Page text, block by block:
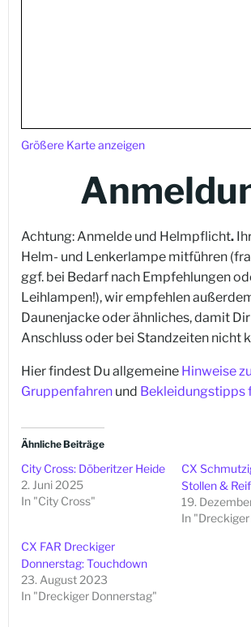
Größere Karte anzeigen
Achtung: Anmelde und Helmpflicht.
Helm- und Lenkerlampe mitführen
ggf. bei Bedarf nach Empfehlungen
Leihlampen!), wir empfehlen
Daunenjacke oder ähnliches, damit
Anschluss oder bei Standzeiten nicht
Hier findest Du allgemeine Hinweise
Gruppenfahren und Bekleidungstipps
Ähnliche Beiträge
City Cross: Döberitzer Heide
2. Juni 2025
In "City Cross"
CX
Stollen &
19.
In
CX FAR Dreckiger
Donnerstag: Touchdown
23. August 2023
In "Dreckiger Donnerstag"